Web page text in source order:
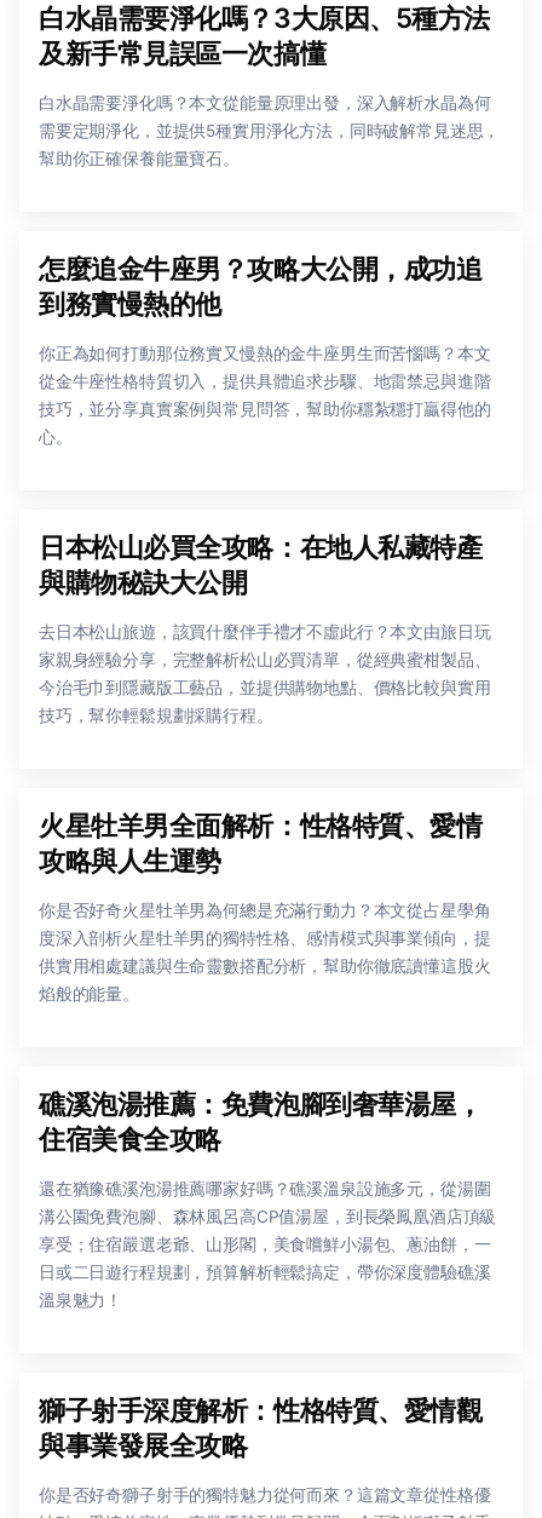
白水晶需要淨化嗎？3大原因、5種方法
及新手常見誤區一次搞懂
白水晶需要淨化嗎？本文從能量原理出發，深入解析水晶為何
需要定期淨化，並提供5種實用淨化方法，同時破解常見迷思，
幫助你正確保養能量寶石。
怎麼追金牛座男？攻略大公開，成功追
到務實慢熱的他
你正為如何打動那位務實又慢熱的金牛座男生而苦惱嗎？本文
從金牛座性格特質切入，提供具體追求步驟、地雷禁忌與進階
技巧，並分享真實案例與常見問答，幫助你穩紮穩打贏得他的
心。
日本松山必買全攻略：在地人私藏特產
與購物秘訣大公開
去日本松山旅遊，該買什麼伴手禮才不虛此行？本文由旅日玩
家親身經驗分享，完整解析松山必買清單，從經典蜜柑製品、
今治毛巾到隱藏版工藝品，並提供購物地點、價格比較與實用
技巧，幫你輕鬆規劃採購行程。
火星牡羊男全面解析：性格特質、愛情
攻略與人生運勢
你是否好奇火星牡羊男為何總是充滿行動力？本文從占星學角
度深入剖析火星牡羊男的獨特性格、感情模式與事業傾向，提
供實用相處建議與生命靈數搭配分析，幫助你徹底讀懂這股火
焰般的能量。
礁溪泡湯推薦：免費泡腳到奢華湯屋，
住宿美食全攻略
還在猶豫礁溪泡湯推薦哪家好嗎？礁溪溫泉設施多元，從湯圍
溝公園免費泡腳、森林風呂高CP值湯屋，到長榮鳳凰酒店頂級
享受；住宿嚴選老爺、山形閣，美食嚐鮮小湯包、蔥油餅，一
日或二日遊行程規劃，預算解析輕鬆搞定，帶你深度體驗礁溪
溫泉魅力！
獅子射手深度解析：性格特質、愛情觀
與事業發展全攻略
你是否好奇獅子射手的獨特魅力從何而來？這篇文章從性格優